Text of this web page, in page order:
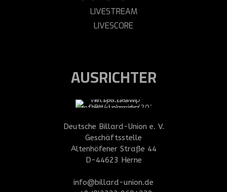
LIVESTREAM
LIVESCORE
AUSRICHTER
Deutsche Billard-Union e. V.
Geschäftsstelle
Altenhöfener Straße 44
D-44623 Herne
info@billard-union.de